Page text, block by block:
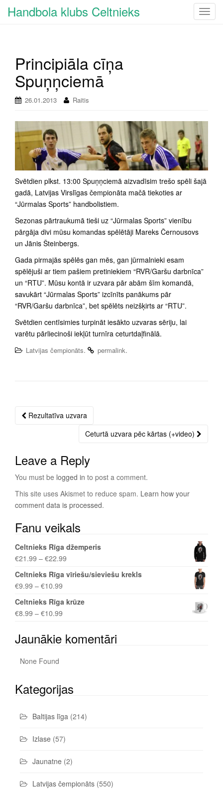
T
i
o
n
Handbola klubs Celtnieks
Principiāla cīņa
Spuņņciemā
26.01.2013 Raitis
Svētdien plkst. 13:00 Spuņņciemā aizvadīsim trešo spēli šajā
gadā, Latvijas Virslīgas čempionāta mačā tiekoties ar
“Jūrmalas Sports” handbolistiem.
Sezonas pārtraukumā tieši uz “Jūrmalas Sports” vienību
pārgāja divi mūsu komandas spēlētāji Mareks Černousovs
un Jānis Šteinbergs.
Gada pirmajās spēlēs gan mēs, gan jūrmalnieki esam
spēlējuši ar tiem pašiem pretiniekiem “RVR/Garšu darbnīca”
un “RTU”. Mūsu kontā ir uzvara pār abām šīm komandā,
savukārt “Jūrmalas Sports” izcīnīts panākums pār
“RVR/Garšu darbnīca”, bet spēlēts neizšķirts ar “RTU”.
Svētdien centīsimies turpināt iesākto uzvaras sēriju, lai
varētu pārliecinoši iekļūt turnīra ceturtdaļfinālā.
Latvijas čempionāts. permalink.
Post
Rezultatīva uzvara
Ceturtā uzvara pēc kārtas (+video)
Leave a Reply
You must be logged in to post a comment.
This site uses Akismet to reduce spam. Learn how your
comment data is processed.
Fanu veikals
Celtnieks Rīga džemperis
€21.99 – €22.99
Celtnieks Rīga vīriešu/sieviešu krekls
€9.99 – €10.99
Celtnieks Rīga krūze
€8.99 – €10.99
Jaunākie komentāri
None Found
Kategorijas
Baltijas līga (214)
Izlase (57)
Jaunatne (2)
Latvijas čempionāts (550)